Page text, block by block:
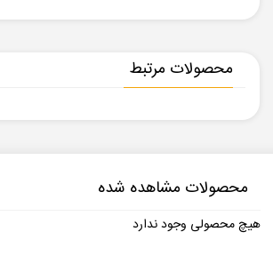
محصولات مرتبط
محصولات مشاهده شده
هیچ محصولی وجود ندارد